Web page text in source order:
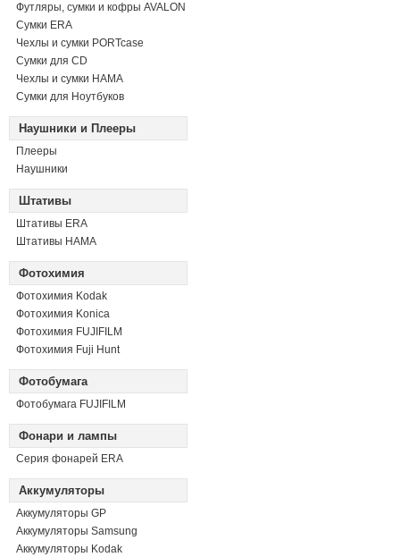
Футляры, сумки и кофры AVALON
Сумки ERA
Чехлы и сумки PORTcase
Сумки для CD
Чехлы и сумки HAMA
Сумки для Ноутбуков
Наушники и Плееры
Плееры
Наушники
Штативы
Штативы ERA
Штативы HAMA
Фотохимия
Фотохимия Kodak
Фотохимия Konica
Фотохимия FUJIFILM
Фотохимия Fuji Hunt
Фотобумага
Фотобумага FUJIFILM
Фонари и лампы
Серия фонарей ERA
Аккумуляторы
Аккумуляторы GP
Аккумуляторы Samsung
Аккумуляторы Kodak